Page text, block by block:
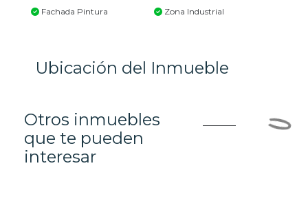
Fachada Pintura
Zona Industrial
Ubicación del Inmueble
Otros inmuebles
que te pueden
interesar